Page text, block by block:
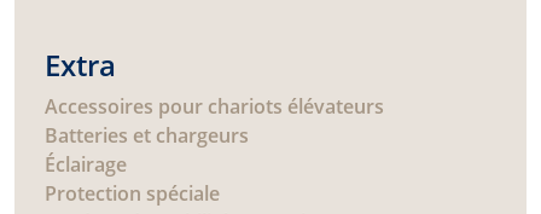
Extra
Accessoires pour chariots élévateurs
Batteries et chargeurs
Éclairage
Protection spéciale